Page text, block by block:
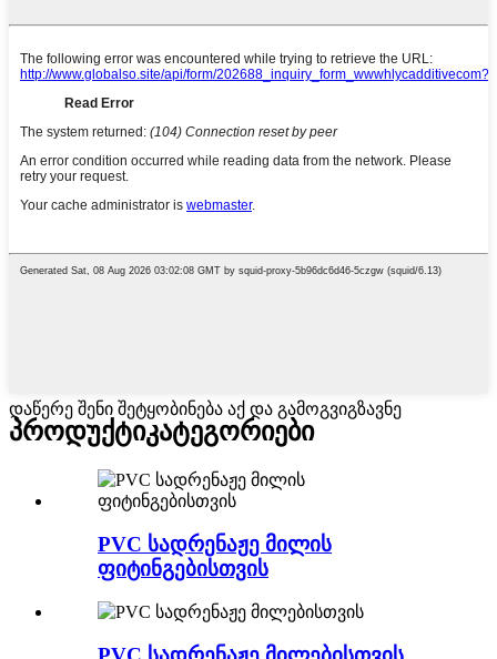
დაწერე შენი შეტყობინება აქ და გამოგვიგზავნე
პროდუქტიკატეგორიები
PVC სადრენაჟე მილის
ფიტინგებისთვის